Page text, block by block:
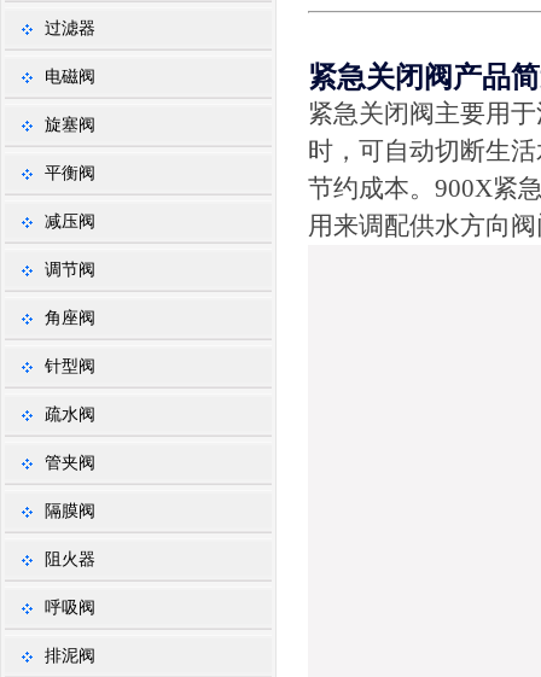
过滤器
电磁阀
旋塞阀
平衡阀
减压阀
调节阀
角座阀
针型阀
疏水阀
管夹阀
隔膜阀
阻火器
呼吸阀
排泥阀
紧急关闭阀产品
紧急关闭阀主要用
时，可自动切断生
节约成本。900X紧
用来调配供水方向